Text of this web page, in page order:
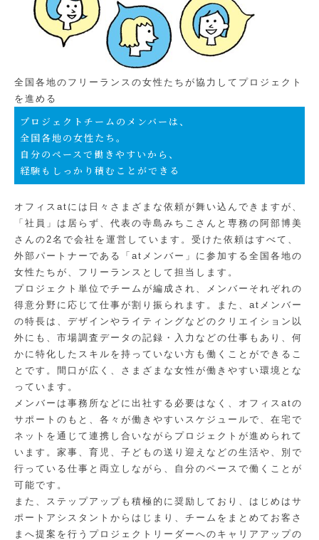
全国各地のフリーランスの女性たちが協力してプロジェクト
を進める
プロジェクトチームのメンバーは、
全国各地の女性たち。
自分のペースで働きやすいから、
経験もしっかり積むことができる
オフィスatには日々さまざまな依頼が舞い込んできますが、
「社員」は居らず、代表の寺島みちこさんと専務の阿部博美
さんの2名で会社を運営しています。受けた依頼はすべて、
外部パートナーである「atメンバー」に参加する全国各地の
女性たちが、フリーランスとして担当します。
プロジェクト単位でチームが編成され、メンバーそれぞれの
得意分野に応じて仕事が割り振られます。また、atメンバー
の特長は、デザインやライティングなどのクリエイション以
外にも、市場調査データの記録・入力などの仕事もあり、何
かに特化したスキルを持っていない方も働くことができるこ
とです。間口が広く、さまざまな女性が働きやすい環境とな
っています。
メンバーは事務所などに出社する必要はなく、オフィスatの
サポートのもと、各々が働きやすいスケジュールで、在宅で
ネットを通じて連携し合いながらプロジェクトが進められて
います。家事、育児、子どもの送り迎えなどの生活や、別で
行っている仕事と両立しながら、自分のペースで働くことが
可能です。
また、ステップアップも積極的に奨励しており、はじめはサ
ポートアシスタントからはじまり、チームをまとめてお客さ
まへ提案を行うプロジェクトリーダーへのキャリアアップの